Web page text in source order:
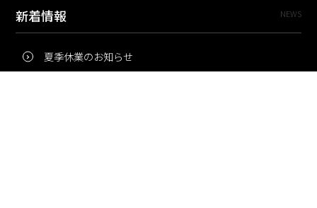
新着情報 NEWS
夏季休業のお知らせ